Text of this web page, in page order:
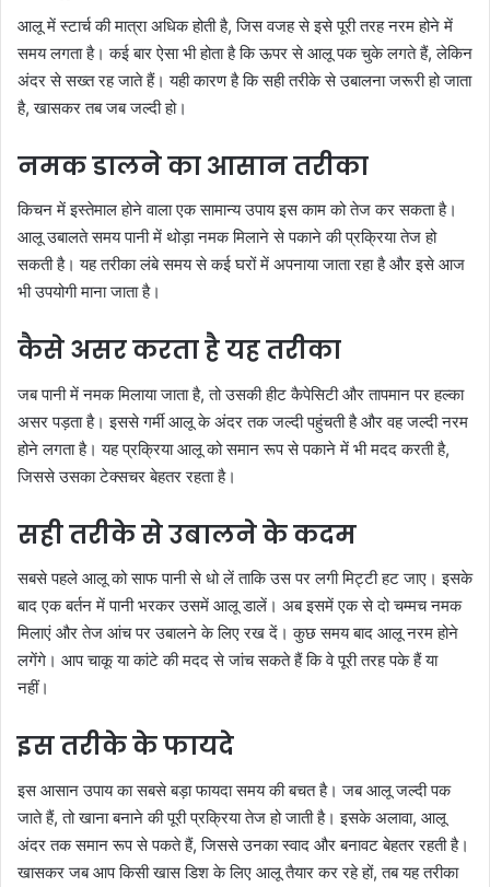
आलू में स्टार्च की मात्रा अधिक होती है, जिस वजह से इसे पूरी तरह नरम होने में
समय लगता है। कई बार ऐसा भी होता है कि ऊपर से आलू पक चुके लगते हैं, लेकिन
अंदर से सख्त रह जाते हैं। यही कारण है कि सही तरीके से उबालना जरूरी हो जाता
है, खासकर तब जब जल्दी हो।
नमक डालने का आसान तरीका
किचन में इस्तेमाल होने वाला एक सामान्य उपाय इस काम को तेज कर सकता है।
आलू उबालते समय पानी में थोड़ा नमक मिलाने से पकाने की प्रक्रिया तेज हो
सकती है। यह तरीका लंबे समय से कई घरों में अपनाया जाता रहा है और इसे आज
भी उपयोगी माना जाता है।
कैसे असर करता है यह तरीका
जब पानी में नमक मिलाया जाता है, तो उसकी हीट कैपेसिटी और तापमान पर हल्का
असर पड़ता है। इससे गर्मी आलू के अंदर तक जल्दी पहुंचती है और वह जल्दी नरम
होने लगता है। यह प्रक्रिया आलू को समान रूप से पकाने में भी मदद करती है,
जिससे उसका टेक्सचर बेहतर रहता है।
सही तरीके से उबालने के कदम
सबसे पहले आलू को साफ पानी से धो लें ताकि उस पर लगी मिट्टी हट जाए। इसके
बाद एक बर्तन में पानी भरकर उसमें आलू डालें। अब इसमें एक से दो चम्मच नमक
मिलाएं और तेज आंच पर उबालने के लिए रख दें। कुछ समय बाद आलू नरम होने
लगेंगे। आप चाकू या कांटे की मदद से जांच सकते हैं कि वे पूरी तरह पके हैं या
नहीं।
इस तरीके के फायदे
इस आसान उपाय का सबसे बड़ा फायदा समय की बचत है। जब आलू जल्दी पक
जाते हैं, तो खाना बनाने की पूरी प्रक्रिया तेज हो जाती है। इसके अलावा, आलू
अंदर तक समान रूप से पकते हैं, जिससे उनका स्वाद और बनावट बेहतर रहती है।
खासकर जब आप किसी खास डिश के लिए आलू तैयार कर रहे हों, तब यह तरीका